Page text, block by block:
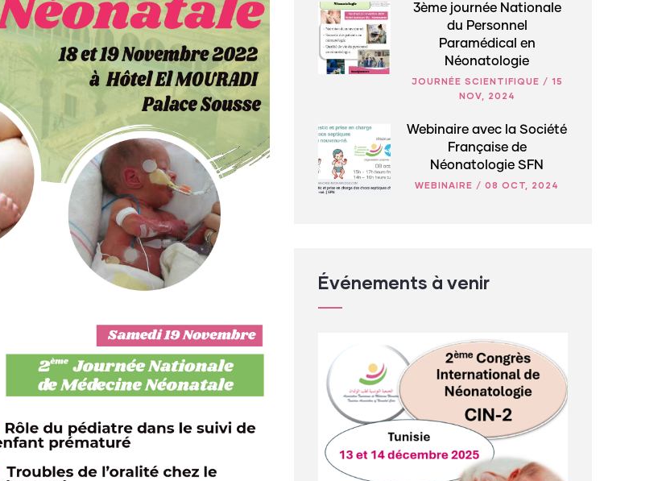
3ème journée Nationale
du Personnel
Paramédical en
Néonatologie
JOURNÉE SCIENTIFIQUE / 15
NOV, 2024
Webinaire avec la Société
Française de
Néonatologie SFN
WEBINAIRE / 08 OCT, 2024
Événements à venir